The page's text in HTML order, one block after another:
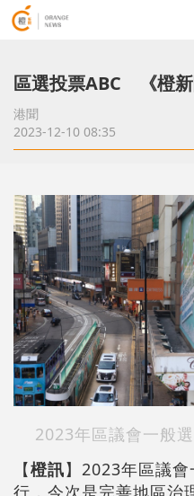
區選投票ABC 《橙
港聞
2023-12-10 08:35
2023年區議會一般
【橙訊】2023年區議
行，今次是完善地區治